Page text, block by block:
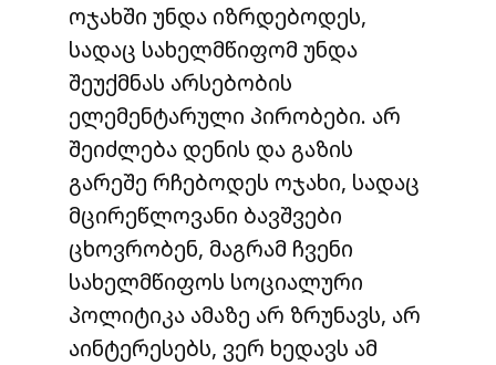
ოჯახში უნდა იზრდებოდეს,
სადაც სახელმწიფომ უნდა
შეუქმნას არსებობის
ელემენტარული პირობები. არ
შეიძლება დენის და გაზის
გარეშე რჩებოდეს ოჯახი, სადაც
მცირეწლოვანი ბავშვები
ცხოვრობენ, მაგრამ ჩვენი
სახელმწიფოს სოციალური
პოლიტიკა ამაზე არ ზრუნავს, არ
აინტერესებს, ვერ ხედავს ამ